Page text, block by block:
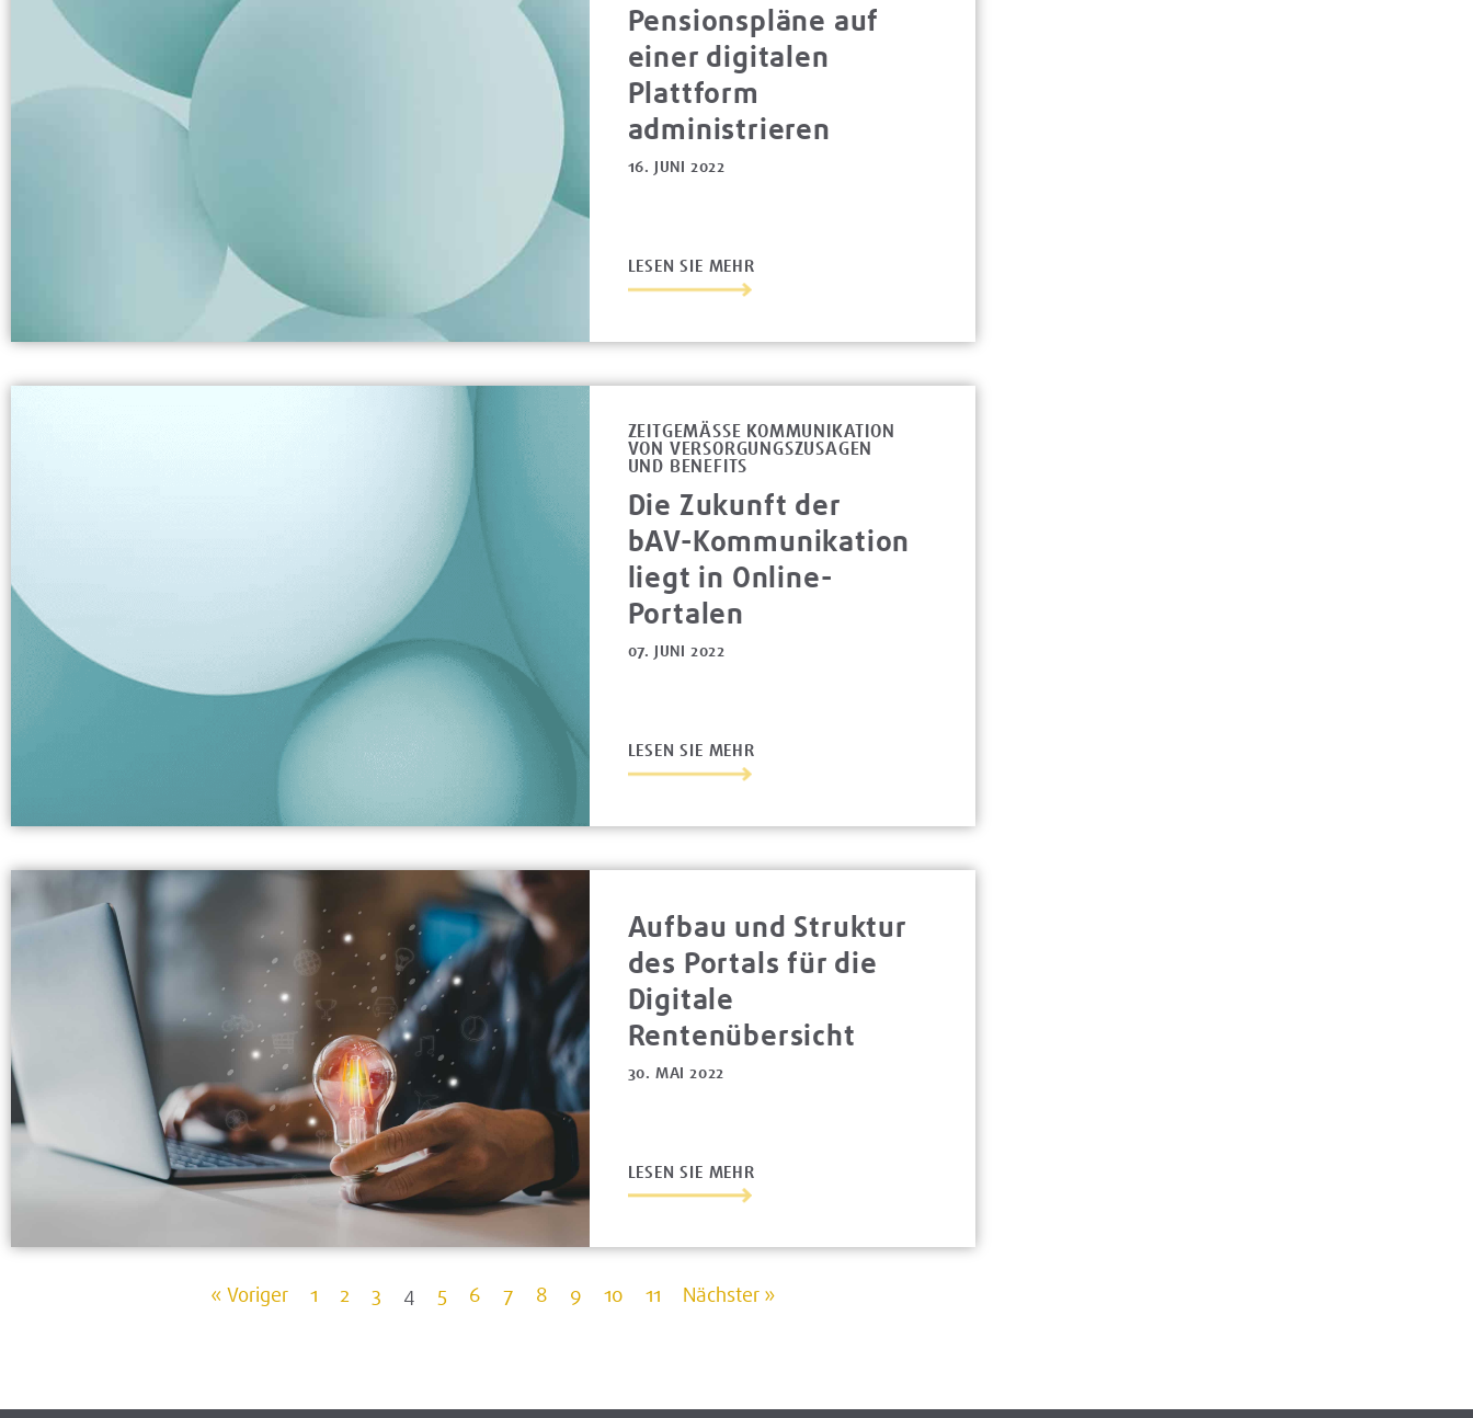
Pensionspläne auf
einer digitalen
Plattform
administrieren
16. JUNI 2022
LESEN SIE MEHR
ZEITGEMÄSSE KOMMUNIKATION V
ON VERSORGUNGSZUSAGEN U
ND BENEFITS
Die Zukunft der
bAV-Kommunikation
liegt in Online-
Portalen
07. JUNI 2022
LESEN SIE MEHR
Aufbau und Struktur
des Portals für die
Digitale
Rentenübersicht
30. MAI 2022
LESEN SIE MEHR
« Voriger 1 2 3 4 5 6 7 8 9 10 11 Nächster »